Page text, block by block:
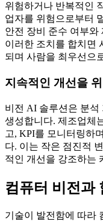
위험하거나 반복적인
업자를 위험으로부터
안전 장비 준수 여부와
이러한 조치를 합치면
되며 사람을 최우선으
지속적인 개선을
비전 AI 솔루션은 분석
생성합니다. 제조업체
고, KPI를 모니터링하
다. 이는 작은 점진적
적인 개선을 강조하는
컴퓨터 비전과
기술이 발전함에 따라